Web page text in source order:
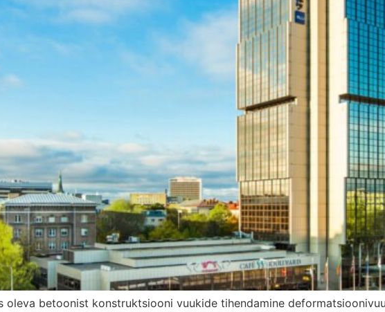
oleva betoonist konstruktsiooni vuukide tihendamine